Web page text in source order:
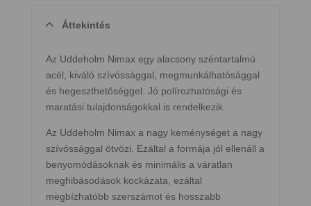
Áttekintés
Az Uddeholm Nimax egy alacsony széntartalmú
acél, kiváló szívóssággal, megmunkálhatósággal
és hegeszthetőséggel. Jó polírozhatósági és
maratási tulajdonságokkal is rendelkezik.
Az Uddeholm Nimax a nagy keménységet a nagy
szívóssággal ötvözi. Ezáltal a formája jól ellenáll a
benyomódásoknak és minimális a váratlan
meghibásodások kockázata, ezáltal
megbízhatóbb szerszámot és hosszabb